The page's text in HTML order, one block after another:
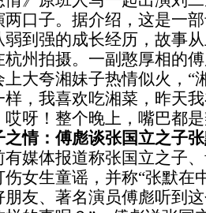
两口子。据介绍，这是一
弱到强的成长经历，故事
杭州拍摄。一副憨厚相的
上大夸湘妹子热情似火，“
样，我喜欢吃湘菜，昨天
哎呀！整个晚上，嘴巴都
之情：傅彪谈张国立之子
体报道称张国立之子、
伤女生童谣，并称“张默在
朋友、著名演员傅彪听到